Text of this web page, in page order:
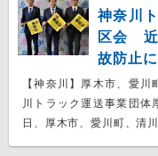
神奈川
区会 近
故防止
【神奈川】厚木市、愛
川トラック運送事業団体
日、厚木市、愛川町、清